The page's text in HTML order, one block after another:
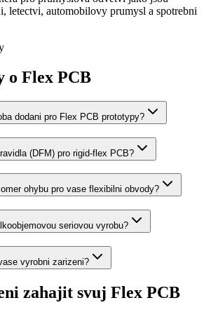
letectvi, automobilovy prumysl a spotrebni
o Flex PCB
dodani pro Flex PCB prototypy?
(DFM) pro rigid-flex PCB?
ohybu pro vase flexibilni obvody?
seriovou vyrobu?
vyrobni zarizeni?
zahajit svuj Flex PCB